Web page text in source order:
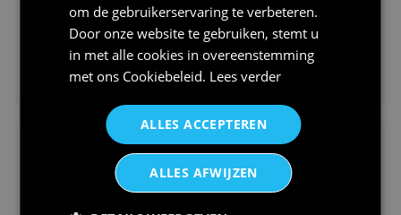
€24,95
om de gebruikerservaring te verbeteren.
Door onze website te gebruiken, stemt u
in met alle cookies in overeenstemming
met ons Cookiebeleid. Lees verder
ALLES ACCEPTEREN
ALLES AFWIJZEN